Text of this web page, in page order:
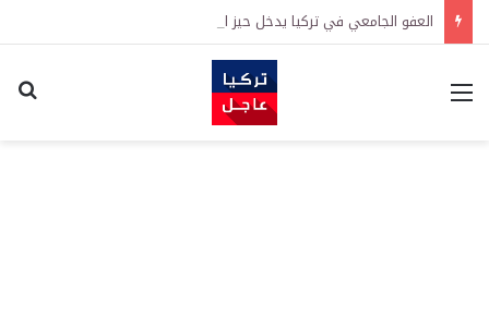
العفو الجامعي في تركيا يدخل حيز التنفيذ رسمياً
القائمة